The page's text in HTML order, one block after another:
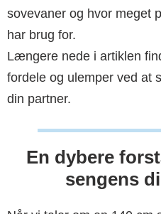
sovevaner og hvor meget
har brug for.
Længere nede i artiklen
fordele og ulemper ved at
din partner.
En dybere
sengens